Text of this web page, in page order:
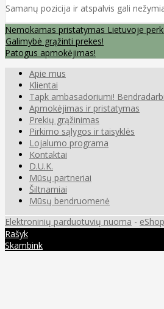
Samanų pozicija ir atspalvis gali
Nemokamas pristatymas Lietuvoje
Galimybė grąžinti prekes!
Patogus apmokėjimas!
Apie mus
Klientai
Tapk ambasadoriumi!
Apmokėjimas ir pristatymas
Prekių grąžinimas
Pirkimo sąlygos ir taisyklės
Lojalumo programa
Kontaktai
D.U.K.
Mūsų partneriai
Šiltnamiai
Mūsų bendruomenė
Elektroninių parduotuvių nuoma -
Rašyk
Skambink